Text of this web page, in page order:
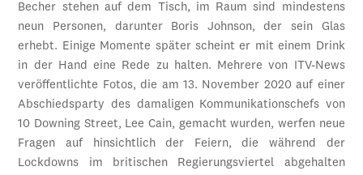
Becher stehen auf dem Tisch, im Raum sind mindestens
neun Personen, darunter Boris Johnson, der sein Glas
erhebt. Einige Momente später scheint er mit einem Drink
in der Hand eine Rede zu halten. Mehrere von ITV-News
veröffentlichte Fotos, die am 13. November 2020 auf einer
Abschiedsparty des damaligen Kommunikationschefs von
10 Downing Street, Lee Cain, gemacht wurden, werfen neue
Fragen auf hinsichtlich der Feiern, die während der
Lockdowns im britischen Regierungsviertel abgehalten